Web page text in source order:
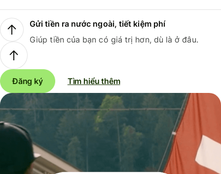
Gửi tiền ra nước ngoài, tiết kiệm phí
Giúp tiền của bạn có giá trị hơn, dù là ở đâu.
Đăng ký Tìm hiểu thêm